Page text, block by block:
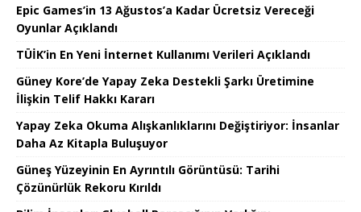
Epic Games’in 13 Ağustos’a Kadar Ücretsiz Vereceği
Oyunlar Açıklandı
TÜİK’in En Yeni İnternet Kullanımı Verileri Açıklandı
Güney Kore’de Yapay Zeka Destekli Şarkı Üretimine
İlişkin Telif Hakkı Kararı
Yapay Zeka Okuma Alışkanlıklarını Değiştiriyor: İnsanlar
Daha Az Kitapla Buluşuyor
Güneş Yüzeyinin En Ayrıntılı Görüntüsü: Tarihi
Çözünürlük Rekoru Kırıldı